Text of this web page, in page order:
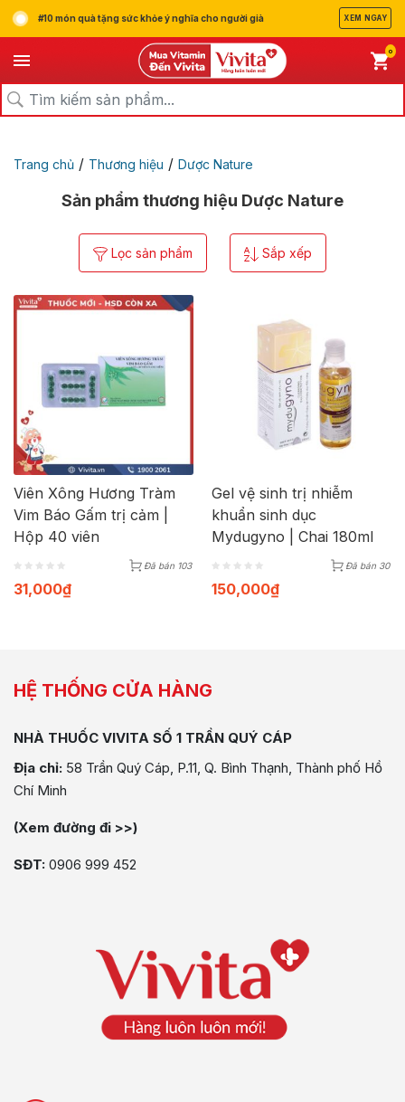
#10 món quà tặng sức khỏe ý nghĩa cho người già XEM NGAY
0
Trang chủ / Thương hiệu / Dược Nature
Sản phẩm thương hiệu Dược Nature
Lọc sản phẩm Sắp xếp
Viên Xông Hương Tràm
Vim Báo Gấm trị cảm |
Hộp 40 viên
Đã bán 103
31,000₫
Gel vệ sinh trị nhiễm
khuẩn sinh dục
Mydugyno | Chai 180ml
Đã bán 30
150,000₫
HỆ THỐNG CỬA HÀNG
NHÀ THUỐC VIVITA SỐ 1 TRẦN QUÝ CÁP
Địa chỉ: 58 Trần Quý Cáp, P.11, Q. Bình Thạnh, Thành phố Hồ
Chí Minh
(Xem đường đi >>)
SĐT: 0906 999 452